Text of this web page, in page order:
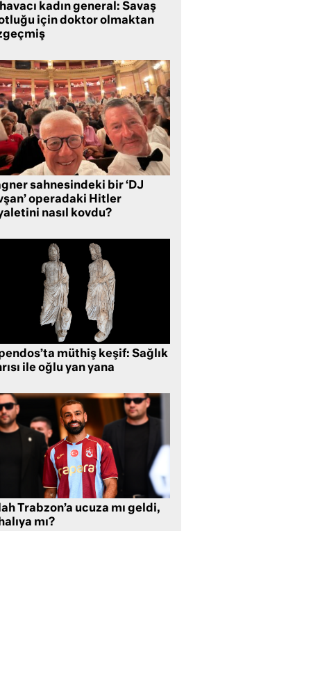
kadın general: Savaş
için doktor olmaktan
sahnesindeki bir ‘DJ
operadaki Hitler
nasıl kovdu?
müthiş keşif: Sağlık
ile oğlu yan yana
Trabzon’a ucuza mı geldi,
mı?